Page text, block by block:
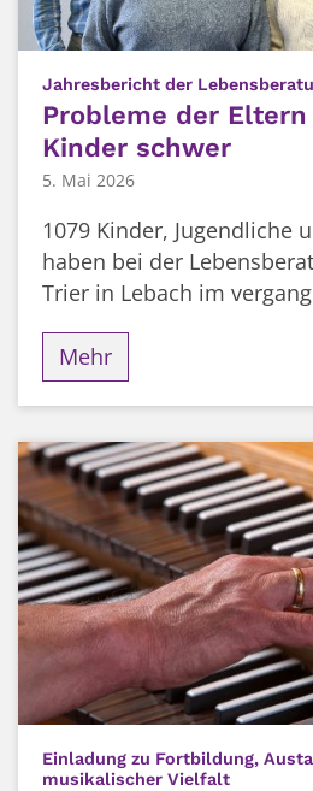
Jahresbericht der
Probleme der
Kinder schwer
5. Mai 2026
1079 Kinder, Jugendliche
haben bei der
Trier in Lebach im
Mehr
Einladung zu Fortbildung,
musikalischer Vielfalt: